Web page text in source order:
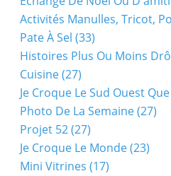
Activités Manulles, Tricot,
Pate À Sel (33)
Histoires Plus Ou Moins
Cuisine(27)
Je Croque Le Sud Ouest
Photo De La Semaine(27)
Projet 52(27)
Je Croque Le Monde(23)
Mini Vitrines (17)